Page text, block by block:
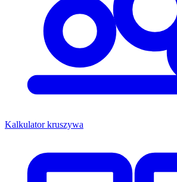
Kalkulator kruszywa